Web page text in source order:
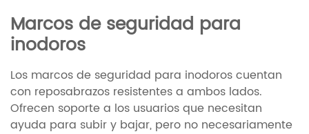
Marcos de seguridad para
inodoros
Los marcos de seguridad para inodoros cuentan
con reposabrazos resistentes a ambos lados.
Ofrecen soporte a los usuarios que necesitan
ayuda para subir y bajar, pero no necesariamente